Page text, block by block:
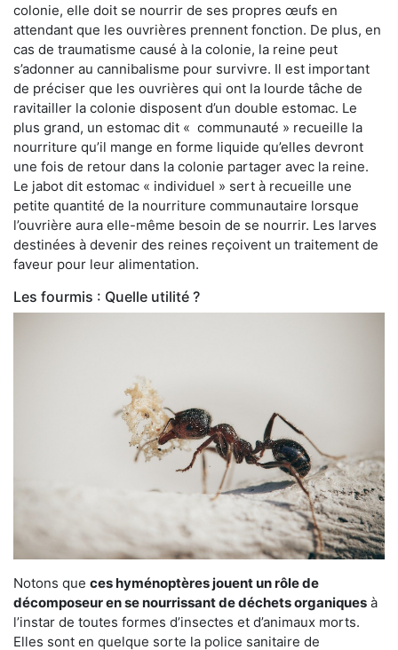
colonie, elle doit se nourrir de ses propres œufs en
attendant que les ouvrières prennent fonction. De plus, en
cas de traumatisme causé à la colonie, la reine peut
s’adonner au cannibalisme pour survivre. Il est important
de préciser que les ouvrières qui ont la lourde tâche de
ravitailler la colonie disposent d’un double estomac. Le
plus grand, un estomac dit « communauté » recueille la
nourriture qu’il mange en forme liquide qu’elles devront
une fois de retour dans la colonie partager avec la reine.
Le jabot dit estomac « individuel » sert à recueille une
petite quantité de la nourriture communautaire lorsque
l’ouvrière aura elle-même besoin de se nourrir. Les larves
destinées à devenir des reines reçoivent un traitement de
faveur pour leur alimentation.
Les fourmis : Quelle utilité ?
Notons que ces hyménoptères jouent un rôle de
décomposeur en se nourrissant de déchets organiques à
l’instar de toutes formes d’insectes et d’animaux morts.
Elles sont en quelque sorte la police sanitaire de